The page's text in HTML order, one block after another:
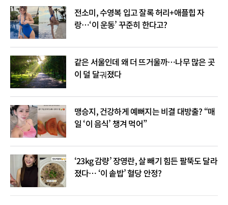
전소미, 수영복 입고 잘록 허리+애플힙 자
랑…‘이 운동’ 꾸준히 한다고?
같은 서울인데 왜 더 뜨거울까…나무 많은 곳
이 덜 달궈졌다
맹승지, 건강하게 예뻐지는 비결 대방출? “매
일 ‘이 음식’ 챙겨 먹어”
‘23kg 감량’ 장영란, 살 빼기 힘든 팔뚝도 달라
졌다… ‘이 솥밥’ 혈당 안정?